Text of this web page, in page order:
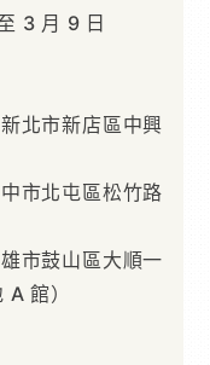
3 月 9 日
北市新店區中興
市北屯區松竹路
市鼓山區大順一
館）